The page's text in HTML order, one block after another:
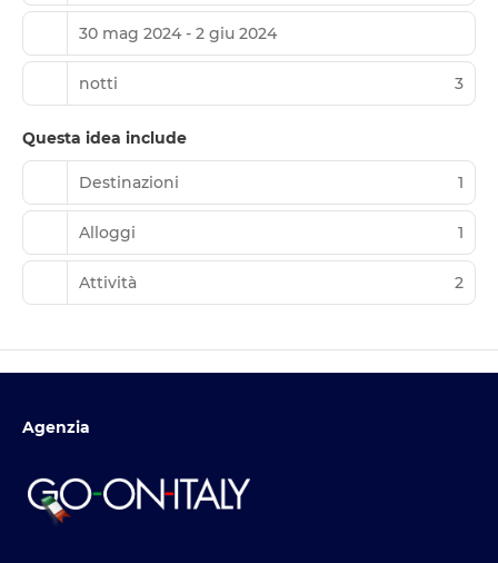
30 mag 2024 - 2 giu 2024
notti 3
Questa idea include
Destinazioni 1
Alloggi 1
Attività 2
Agenzia